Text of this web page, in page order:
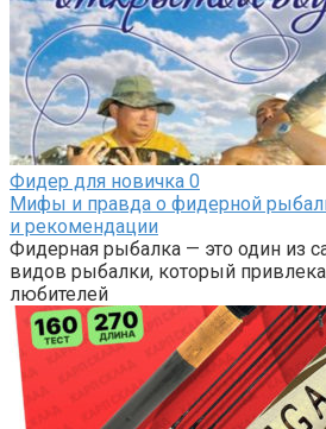
Фидер для новичка 0
Мифы и правда о фидерной
и рекомендации
Фидерная рыбалка — это один из
видов рыбалки, который
любителей